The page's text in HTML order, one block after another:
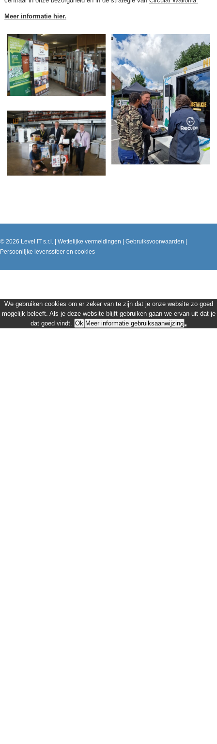
Meer informatie hier.
© 2026 Level IT s.r.l. | Wettelijke vermeldingen | Gebruiksvoorwaarden |
Persoonlijke levenssfeer en cookies
We gebruiken cookies om er zeker van te zijn dat je onze website zo goed
mogelijk beleeft. Als je deze website blijft gebruiken gaan we ervan uit dat je
dat goed vindt. Ok Meer informatie gebruiksaanwijzing